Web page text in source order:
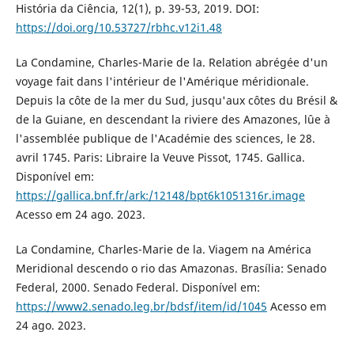
História da Ciência, 12(1), p. 39-53, 2019. DOI:
https://doi.org/10.53727/rbhc.v12i1.48
La Condamine, Charles-Marie de la. Relation abrégée d'un
voyage fait dans l'intérieur de l'Amérique méridionale.
Depuis la côte de la mer du Sud, jusqu'aux côtes du Brésil &
de la Guiane, en descendant la riviere des Amazones, lûe à
l'assemblée publique de l'Académie des sciences, le 28.
avril 1745. Paris: Libraire la Veuve Pissot, 1745. Gallica.
Disponível em:
https://gallica.bnf.fr/ark:/12148/bpt6k1051316r.image
Acesso em 24 ago. 2023.
La Condamine, Charles-Marie de la. Viagem na América
Meridional descendo o rio das Amazonas. Brasília: Senado
Federal, 2000. Senado Federal. Disponível em:
https://www2.senado.leg.br/bdsf/item/id/1045 Acesso em
24 ago. 2023.